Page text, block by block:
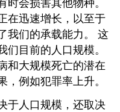
时会损害其他物种。
在迅速增长，以至于
我们的承载能力。 这
们目前的人口规模。
和大规模死亡的潜在
，例如犯罪率上升。
于人口规模，还取决